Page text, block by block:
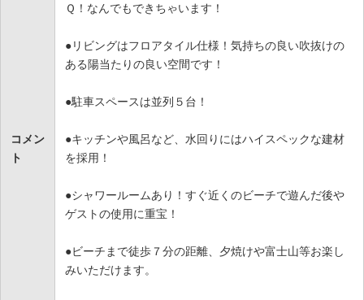
コメン
ト
Ｑ！なんでもできちゃいます！
●リビングはフロアタイル仕様！気持ちの良い吹抜けの
ある陽当たりの良い空間です！
●駐車スペースは並列５台！
●キッチンや風呂など、水回りにはハイスペックな建材
を採用！
●シャワールームあり！すぐ近くのビーチで遊んだ後や
ゲストの使用に重宝！
●ビーチまで徒歩７分の距離、夕焼けや富士山等お楽し
みいただけます。